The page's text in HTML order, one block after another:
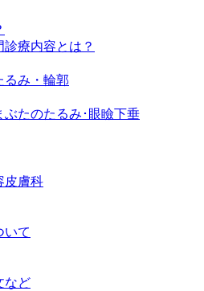
療内容とは？
るみ・輪郭
ぶたのたるみ･眼瞼下垂
皮膚科
いて
など